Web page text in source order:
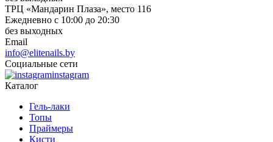
ТРЦ «Мандарин Плаза», место 116
Ежедневно с 10:00 до 20:30
без выходных
Email
info@elitenails.by
Социальные сети
instagram
Каталог
Гель-лаки
Топы
Праймеры
Кисти